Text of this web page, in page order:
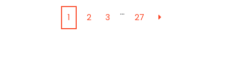
1 2 3 … 27